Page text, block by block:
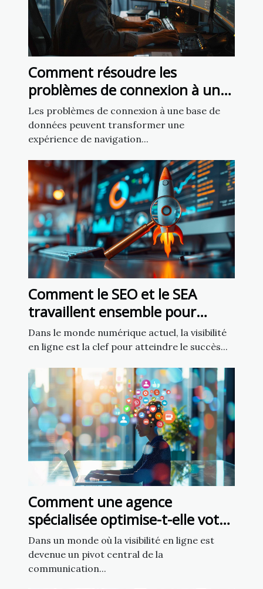
Comment résoudre les
problèmes de connexion à une
base de données sur un site
web
Les problèmes de connexion à une base de
données peuvent transformer une
expérience de navigation...
Comment le SEO et le SEA
travaillent ensemble pour
améliorer la visibilité
Dans le monde numérique actuel, la visibilité
en ligne est la clef pour atteindre le succès...
Comment une agence
spécialisée optimise-t-elle votre
présence sur les réseaux
sociaux ?
Dans un monde où la visibilité en ligne est
devenue un pivot central de la
communication...